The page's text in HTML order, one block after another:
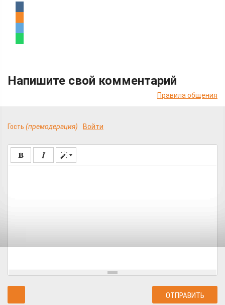
Напишите свой комментарий
Правила общения
Гость (премодерация) Войти